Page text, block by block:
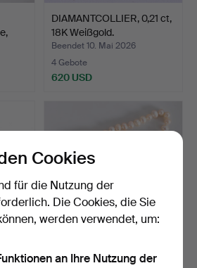
DIAMANTCOLLIER, 0,21 ct,
18K Weißgold.
Beendet 10. Mai 2026
4 Gebote
620 USD
COLLIER, zart rosafarbene
Cookies
für die Nutzung der
Die Cookies, die Sie
werden verwendet, um:
an Ihre Nutzung der